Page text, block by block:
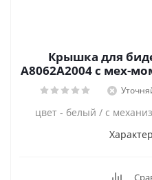
Крышка для
А8062А2004 с мех-
цвет - белый / с